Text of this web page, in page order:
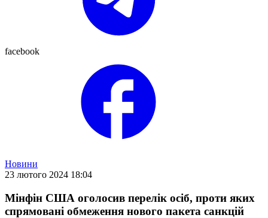
facebook
Новини
23 лютого 2024 18:04
Мінфін США оголосив перелік осіб, проти яких
спрямовані обмеження нового пакета санкцій